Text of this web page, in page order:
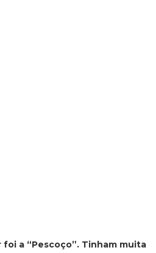
foi a “Pescoço”. Tinham muita